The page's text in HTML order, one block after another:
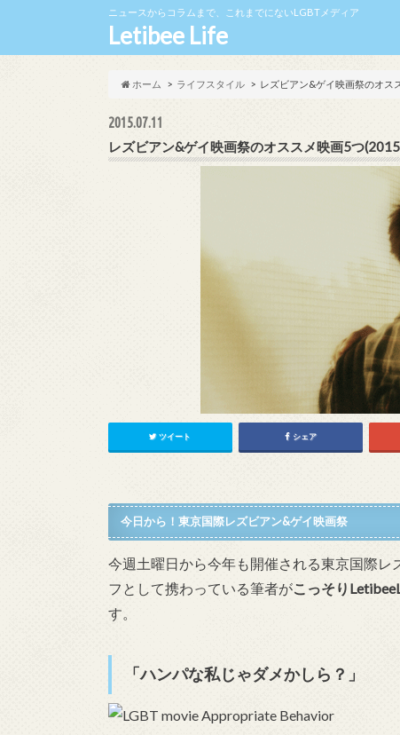
ニュースからコラムまで、これまでにないLGBTメディア
Letibee Life
ホーム ライフスタイル レズビアン&ゲイ映画祭のオス
2015.07.11
レズビアン&ゲイ映画祭のオススメ映画5つ
ツイート シェア
今日から！東京国際レズビアン&ゲイ映画祭
今週土曜日から今年も開催される東京国際
フとして携わっている筆者がこっそり
す。
「ハンパな私じゃダメかしら？」